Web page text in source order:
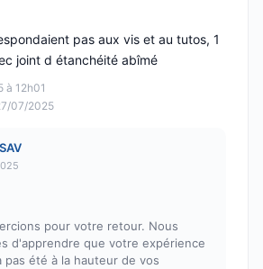
à 12h01
07/2025
pas aux vis et au tutos, 1
joint d étanchéité abîmé
pour votre retour. Nous
d'apprendre que votre expérience
pas été à la hauteur de vos